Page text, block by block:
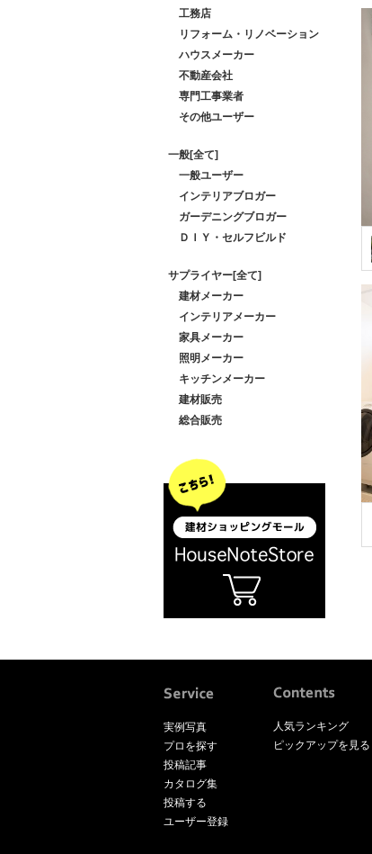
工務店
リフォーム・リノベーション
ハウスメーカー
不動産会社
専門工事業者
その他ユーザー
一般[全て]
一般ユーザー
インテリアブロガー
ガーデニングブロガー
ＤＩＹ・セルフビルド
サプライヤー[全て]
建材メーカー
インテリアメーカー
家具メーカー
照明メーカー
キッチンメーカー
建材販売
総合販売
実例写真
プロを探す
投稿記事
カタログ集
投稿する
ユーザー登録
人気ランキング
ピックアップを見る